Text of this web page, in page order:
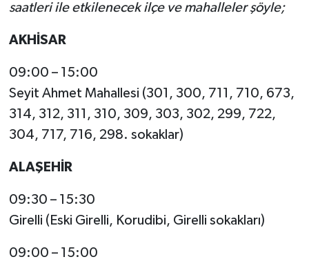
saatleri ile etkilenecek ilçe ve mahalleler şöyle;
AKHİSAR
09:00 – 15:00
Seyit Ahmet Mahallesi (301, 300, 711, 710, 673,
314, 312, 311, 310, 309, 303, 302, 299, 722,
304, 717, 716, 298. sokaklar)
ALAŞEHİR
09:30 – 15:30
Girelli (Eski Girelli, Korudibi, Girelli sokakları)
09:00 – 15:00